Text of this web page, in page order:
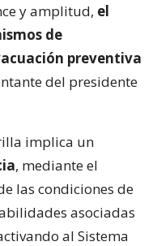
y amplitud, el
de
preventiva
del presidente
implica un
, mediante el
las condiciones de
asociadas
al Sistema